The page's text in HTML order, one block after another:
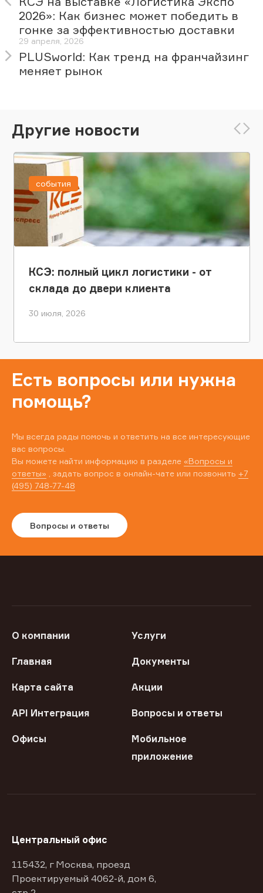
2026»: Как бизнес может победить в
гонке за эффективностью доставки
29 апреля, 2026
PLUSworld: Как тренд на франчайзинг
меняет рынок
Другие новости
КСЭ: полный цикл логистики - от
склада до двери клиента
30 июля, 2026
события
Есть вопросы или нужна
помощь?
Мы всегда рады помочь и ответить на все интересующие
вас вопросы.
Вы можете найти информацию в разделе «Вопросы и
ответы» , задать вопрос в онлайн-чате или позвонить +7
(495) 748-77-48
Вопросы и ответы
О компании Услуги
Главная Документы
Карта сайта Акции
API Интеграция Вопросы и ответы
Офисы
Мобильное
приложение
Центральный офис
115432, г Москва, проезд
Проектируемый 4062-й, дом 6,